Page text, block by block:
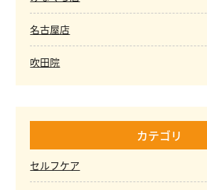
名古屋店
吹田院
カテゴリ
セルフケア